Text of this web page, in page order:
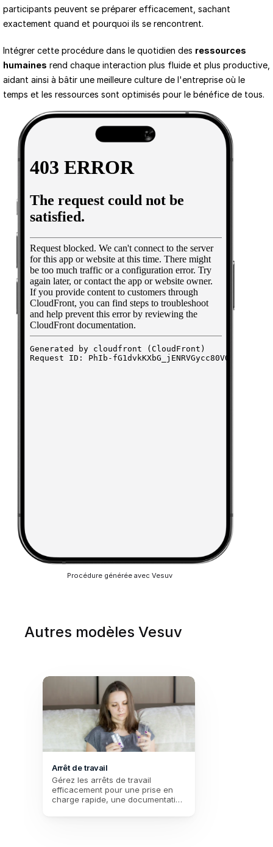
participants peuvent se préparer efficacement, sachant
exactement quand et pourquoi ils se rencontrent.
Intégrer cette procédure dans le quotidien des ressources
humaines rend chaque interaction plus fluide et plus productive,
aidant ainsi à bâtir une meilleure culture de l'entreprise où le
temps et les ressources sont optimisés pour le bénéfice de tous.
Procédure générée avec Vesuv
Autres modèles Vesuv
Arrêt de travail
Gérez les arrêts de travail
efficacement pour une prise en
charge rapide, une documentation
dossiers médicaux. Améliorez la